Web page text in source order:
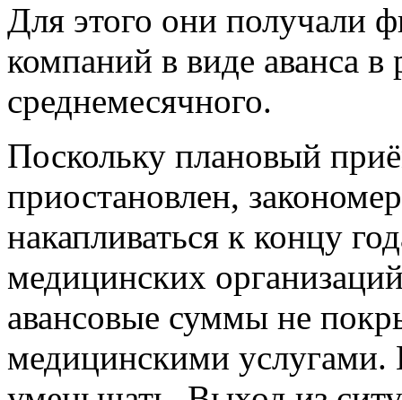
Для этого они получали
компаний в виде аванса в
среднемесячного.
Поскольку плановый
приостановлен,
накапливаться к концу
медицинских
авансовые суммы не
медицинскими услугами.